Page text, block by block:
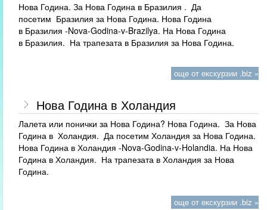
Нова Година. За Нова Година в Бразилия . Да
посетим Бразилия за Нова Година. Нова Година
в Бразилия -Nova-Godina-v-Brazilya. На Нова Година
в Бразилия. На трапезата в Бразилия за Нова Година.
още от екскурзии .biz »
Нова Година в Холандия
Лалета или понички за Нова Година? Нова Година. За Нова
Година в Холандия. Да посетим Холандия за Нова Година.
Нова Година в Холандия -Nova-Godina-v-Holandia. На Нова
Година в Холандия. На трапезата в Холандия за Нова
Година.
още от екскурзии .biz »